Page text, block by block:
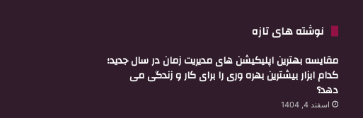
نوشته های تازه
مقایسه بهترین اپلیکیشن های مدیریت زمان در سال جدید؛
کدام ابزار بیشترین بهره وری را برای کار و زندگی می
دهد؟
اسفند 4, 1404